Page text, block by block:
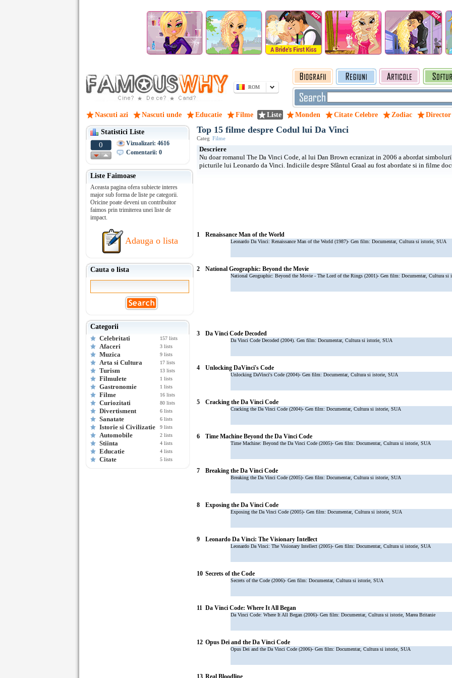
ROM
Nascuti azi Nascuti unde Educatie Filme Liste Monden Citate Celebre Zodiac Director
Statistici Liste
0
Vizualizari: 4616
Comentarii: 0
Liste Faimoase
Aceasta pagina ofera subiecte interes
major sub forma de liste pe categorii.
Oricine poate deveni un contribuitor
faimos prin trimiterea unei liste de
impact.
Adauga o lista
Cauta o lista
Categorii
Celebritati
157 lists
Afaceri 3 lists
Muzica 9 lists
Arta si Cultura 17 lists
Turism 13 lists
Filmulete 1 lists
Gastronomie 1 lists
Filme 16 lists
Curiozitati 80 lists
Divertisment 6 lists
Sanatate 6 lists
Istorie si Civilizatie 9 lists
Automobile 2 lists
Stiinta 4 lists
Educatie 4 lists
Citate 5 lists
Top 15 filme despre Codul lui Da Vinci
Categ Filme
Descriere
Nu doar romanul The Da Vinci Code, al lui Dan Brown ecranizat in 2006 a abordat
picturile lui Leonardo da Vinci. Indiciile despre Sfântul Graal au fost abordate si in filme
1 Renaissance Man of the World
Leonardo Da Vinci: Renaissance Man of the World (1987)- Gen film: Documentar, Cultura si istorie, SUA
2 National Geographic: Beyond the Movie
National Geographic: Beyond the Movie - The Lord of the Rings (2001)- Gen film: Documentar, Cultura si
3 Da Vinci Code Decoded
Da Vinci Code Decoded (2004). Gen film: Documentar, Cultura si istorie, SUA
4 Unlocking DaVinci's Code
Unlocking DaVinci's Code (2004)- Gen film: Documentar, Cultura si istorie, SUA
5 Cracking the Da Vinci Code
Cracking the Da Vinci Code (2004)- Gen film: Documentar, Cultura si istorie, SUA
6 Time Machine Beyond the Da Vinci Code
Time Machine: Beyond the Da Vinci Code (2005)- Gen film: Documentar, Cultura si istorie, SUA
7 Breaking the Da Vinci Code
Breaking the Da Vinci Code (2005)- Gen film: Documentar, Cultura si istorie, SUA
8 Exposing the Da Vinci Code
Exposing the Da Vinci Code (2005)- Gen film: Documentar, Cultura si istorie, SUA
9 Leonardo Da Vinci: The Visionary Intellect
Leonardo Da Vinci: The Visionary Intellect (2005)- Gen film: Documentar, Cultura si istorie, SUA
10 Secrets of the Code
Secrets of the Code (2006)- Gen film: Documentar, Cultura si istorie, SUA
11 Da Vinci Code: Where It All Began
Da Vinci Code: Where It All Began (2006)- Gen film: Documentar, Cultura si istorie, Marea Britanie
12 Opus Dei and the Da Vinci Code
Opus Dei and the Da Vinci Code (2006)- Gen film: Documentar, Cultura si istorie, SUA
13 Real Bloodline